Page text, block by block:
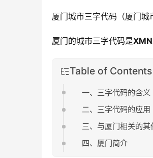
厦门城市三字代码（厦门城
厦门的城市三字代码是XMN
Table of Contents
一、三字代码的含义
二、三字代码的应用
三、与厦门相关的其
四、厦门简介